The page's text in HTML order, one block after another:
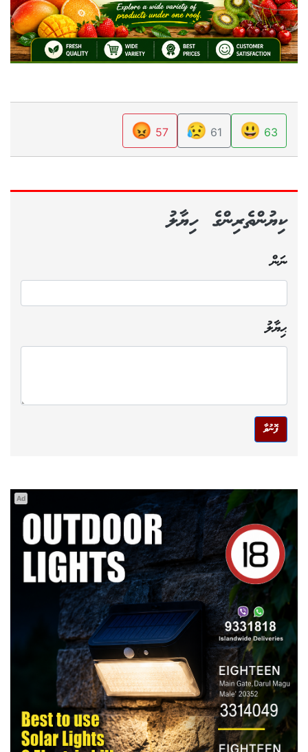
63
😃
61
😥
57
😡
ކިޔުންތެރިންގެ ހިޔާލު
ނަން
ޙިޔާލު
ފޮނުވާ
Ad